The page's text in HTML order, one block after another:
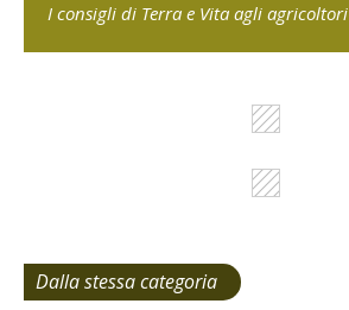
I consigli di Terra e Vita agli agricoltori
Dalla stessa categoria